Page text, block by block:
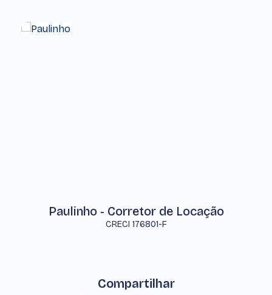
Paulinho - Corretor de Locação
CRECI 176801-F
Compartilhar